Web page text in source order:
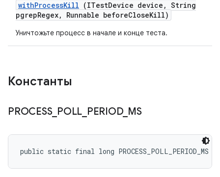
withProcessKill (ITestDevice device , String
pgrepRegex, Runnable beforeCloseKill)
Уничтожьте процесс в начале и конце теста.
Константы
PROCESS_ POLL PERIOD_ MS
public static final long PROCESS_POLL_PERIOD_MS